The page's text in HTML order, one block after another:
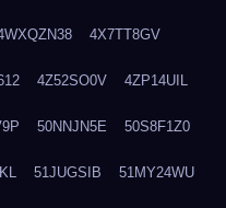
4X7TT8GV
4Z52SO0V 4ZP14UIL
50NNJN5E 50S8F1Z0
51JUGSIB 51MY24WU